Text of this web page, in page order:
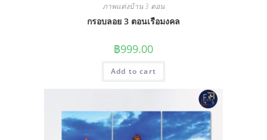
ภาพแต่งบ้าน 3 ตอน
กรอบลอย 3 ตอนเรือมงคล
฿999.00
Add to cart